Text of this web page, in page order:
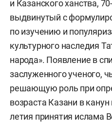
и Казанского ханства,
выдвинутый с
по изучению и
культурного наследия
народа». Появление в
заслуженного ученого,
решающую роль при
возраста Казани в
летия принятия ислама